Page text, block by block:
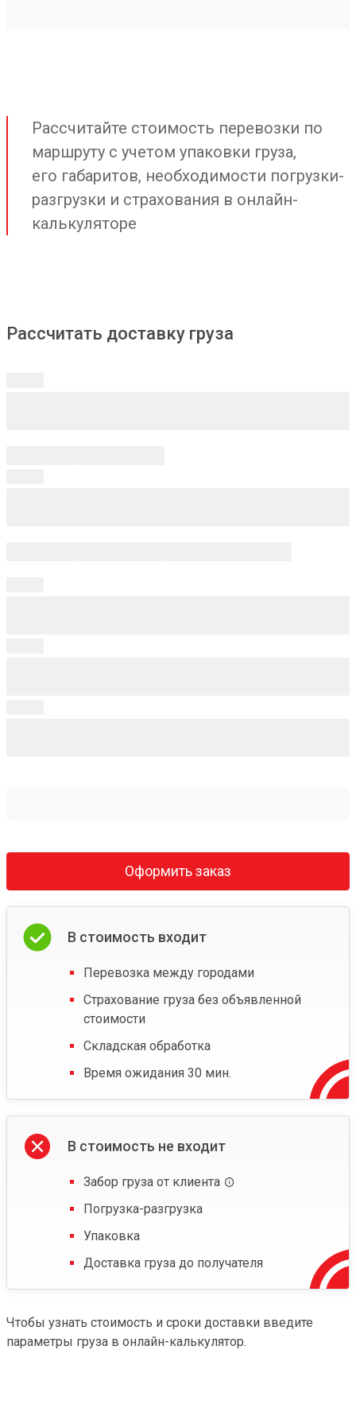
Рассчитайте стоимость перевозки по
маршруту с учетом упаковки груза,
его габаритов, необходимости погрузки-
разгрузки и страхования в онлайн-
калькуляторе
Рассчитать доставку груза
Оформить заказ
В стоимость входит
Перевозка между городами
Страхование груза без объявленной
стоимости
Складская обработка
Время ожидания 30 мин.
В стоимость не входит
Забор груза от клиента
Погрузка-разгрузка
Упаковка
Доставка груза до получателя
Чтобы узнать стоимость и сроки доставки введите
параметры груза в онлайн-калькулятор.